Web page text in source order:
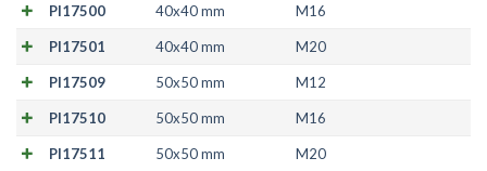
PI17500 40x40 mm M16
PI17501 40x40 mm M20
PI17509 50x50 mm M12
PI17510 50x50 mm M16
PI17511 50x50 mm M20